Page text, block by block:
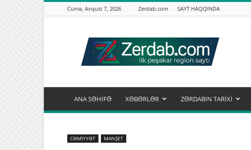
Cümə, Avqust 7, 2026 Zerdab.com SAYT HAQQINDA
ANA SƏHİFƏ XƏBƏRLƏR ZƏRDABIN TARİXİ
CƏMİYYƏT MANŞET